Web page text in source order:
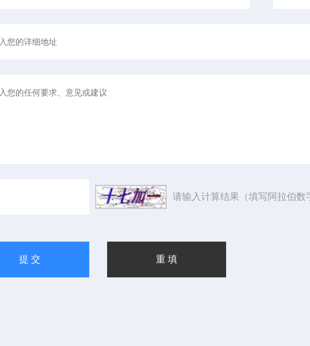
请输入计算结果（填写阿拉伯数